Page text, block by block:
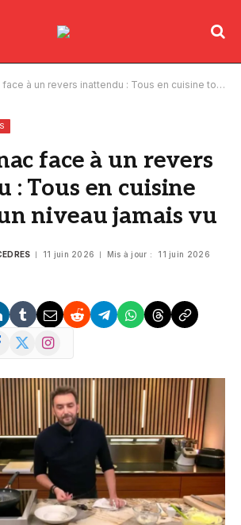
un revers inattendu : Tous en cuisine tombe à un niveau jamais vu
face à un revers
: Tous en cuisine
niveau jamais vu
11 juin 2026 Mis à jour : 11 juin 2026
X
Instagram